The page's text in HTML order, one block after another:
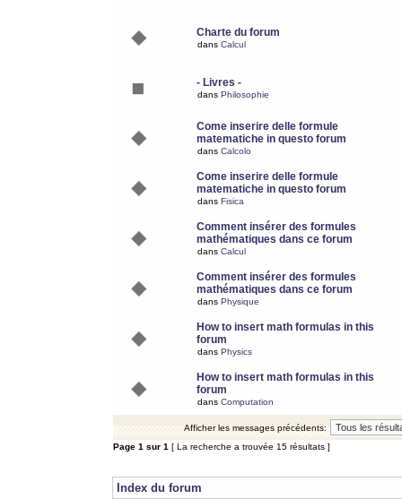
Charte du forum
dans Calcul
- Livres -
dans Philosophie
Come inserire delle formule
matematiche in questo forum
dans Calcolo
Come inserire delle formule
matematiche in questo forum
dans Fisica
Comment insérer des formules
mathématiques dans ce forum
dans Calcul
Comment insérer des formules
mathématiques dans ce forum
dans Physique
How to insert math formulas in this
forum
dans Physics
How to insert math formulas in this
forum
dans Computation
Afficher les messages précédents:
Page 1 sur 1 [ La recherche a trouvée 15 résultats ]
Index du forum